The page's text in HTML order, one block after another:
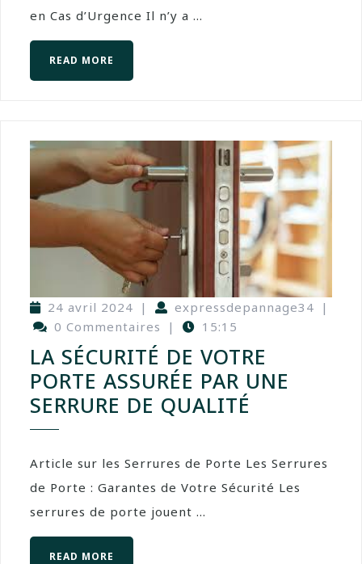
en Cas d’Urgence Il n’y a ...
READ MORE
24 avril 2024 | expressdepannage34 |
0 Commentaires
| 15:15
LA SÉCURITÉ DE VOTRE
PORTE ASSURÉE PAR UNE
SERRURE DE QUALITÉ
Article sur les Serrures de Porte Les Serrures
de Porte : Garantes de Votre Sécurité Les
serrures de porte jouent ...
READ MORE